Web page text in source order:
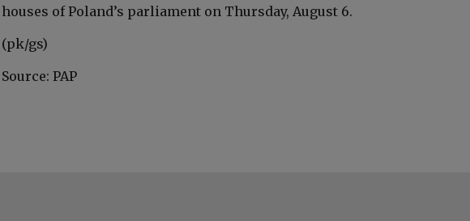
houses of Poland’s parliament on Thursday, August 6.
(pk/gs)
Source: PAP